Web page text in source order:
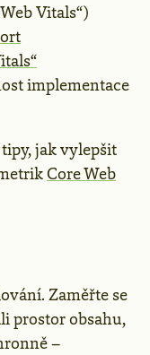
Vitals“)
implementace
jak vylepšit
Core Web
Zaměřte se
prostor obsahu,
–